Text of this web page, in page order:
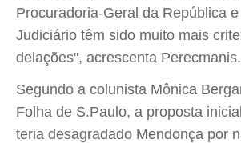
Procuradoria-Geral da República
Judiciário têm sido muito mais
delações", acrescenta Perecmanis.
Segundo a colunista Mônica
Folha de S.Paulo, a proposta
teria desagradado Mendonça por